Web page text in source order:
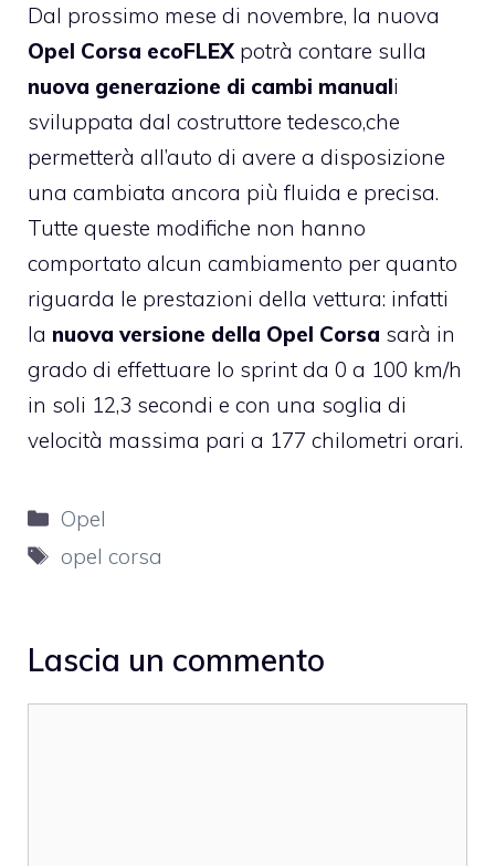
Dal prossimo mese di novembre, la nuova
Opel Corsa ecoFLEX potrà contare sulla
nuova generazione di cambi manuali
sviluppata dal costruttore tedesco,che
permetterà all’auto di avere a disposizione
una cambiata ancora più fluida e precisa.
Tutte queste modifiche non hanno
comportato alcun cambiamento per quanto
riguarda le prestazioni della vettura: infatti
la nuova versione della Opel Corsa sarà in
grado di effettuare lo sprint da 0 a 100 km/h
in soli 12,3 secondi e con una soglia di
velocità massima pari a 177 chilometri orari.
Categorie
Opel
Tag
opel corsa
Lascia un commento